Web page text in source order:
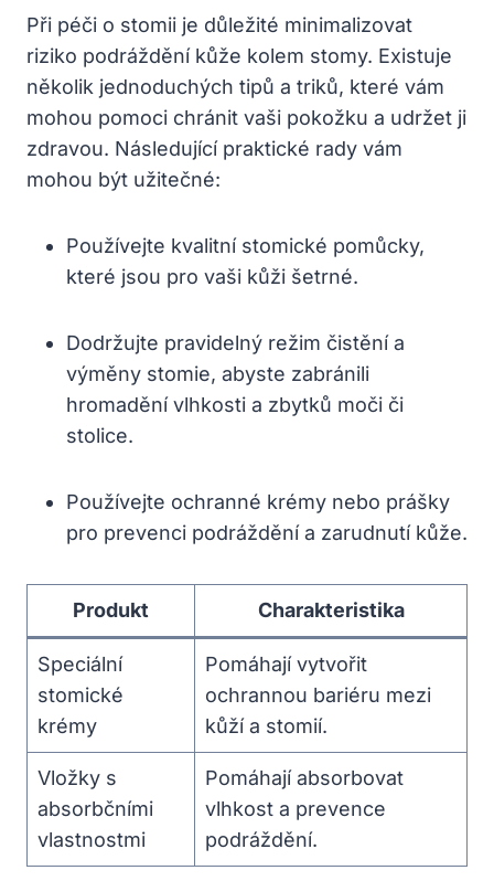
Při péči o stomii je důležité minimalizovat
riziko podráždění kůže kolem stomy. Existuje
několik jednoduchých tipů a triků, které vám
mohou pomoci chránit vaši pokožku a udržet ji
zdravou. Následující praktické rady vám
mohou být užitečné:
Používejte kvalitní stomické pomůcky,
které jsou pro vaši kůži šetrné.
Dodržujte pravidelný režim čistění a
výměny stomie, abyste zabránili
hromadění vlhkosti a zbytků moči či
stolice.
Používejte ochranné krémy nebo prášky
pro prevenci podráždění a zarudnutí kůže.
Produkt Charakteristika
Speciální
stomické
krémy
Pomáhají vytvořit
ochrannou bariéru mezi
kůží a stomií.
Vložky s
absorbčními
vlastnostmi
Pomáhají absorbovat
vlhkost a prevence
podráždění.